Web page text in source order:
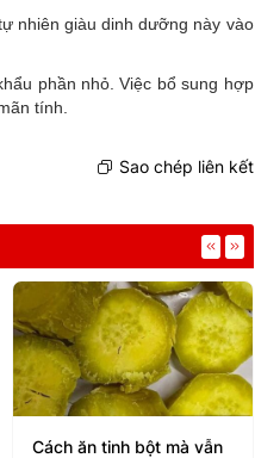
nhiên giàu dinh dưỡng này vào
phần nhỏ. Việc bổ sung hợp
tính.
Sao chép liên kết
Cách ăn tinh bột mà vẫn